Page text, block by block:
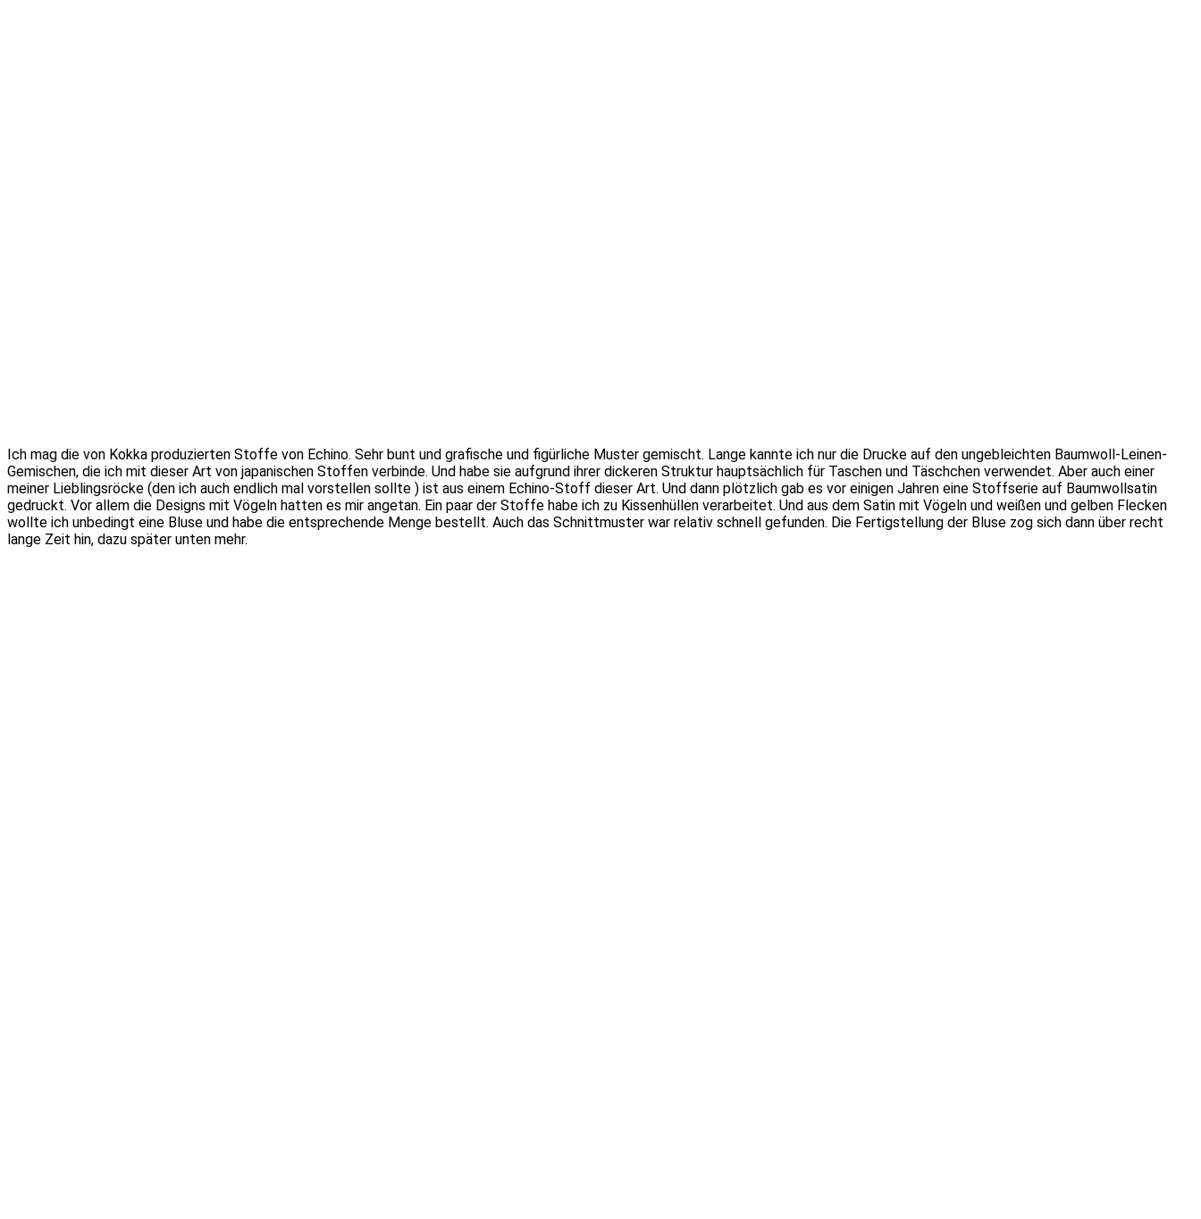
Ich mag die von Kokka produzierten Stoffe von Echino. Sehr bunt und grafische und figürliche Muster gemischt. Lange kannte ich nur die Drucke auf den ungebleichten Baumwoll-Leinen-
Gemischen, die ich mit dieser Art von japanischen Stoffen verbinde. Und habe sie aufgrund ihrer dickeren Struktur hauptsächlich für Taschen und Täschchen verwendet. Aber auch einer
meiner Lieblingsröcke (den ich auch endlich mal vorstellen sollte ) ist aus einem Echino-Stoff dieser Art. Und dann plötzlich gab es vor einigen Jahren eine Stoffserie auf Baumwollsatin
gedruckt. Vor allem die Designs mit Vögeln hatten es mir angetan. Ein paar der Stoffe habe ich zu Kissenhüllen verarbeitet. Und aus dem Satin mit Vögeln und weißen und gelben Flecken
wollte ich unbedingt eine Bluse und habe die entsprechende Menge bestellt. Auch das Schnittmuster war relativ schnell gefunden. Die Fertigstellung der Bluse zog sich dann über recht
lange Zeit hin, dazu später unten mehr.